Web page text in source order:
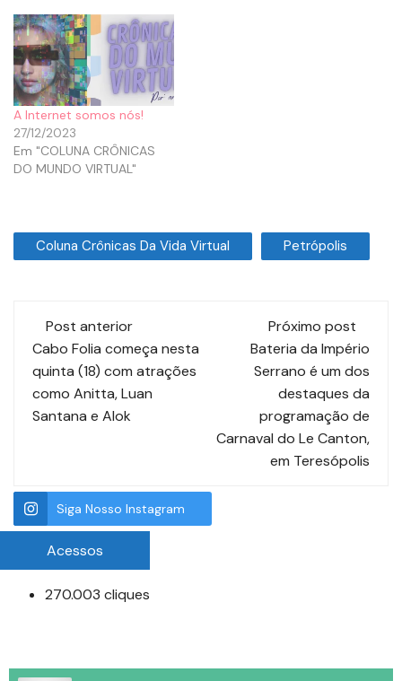
A Internet somos nós!
27/12/2023
Em "COLUNA CRÔNICAS
DO MUNDO VIRTUAL"
Coluna Crônicas Da Vida Virtual Petrópolis
Post anterior
Cabo Folia começa nesta
quinta (18) com atrações
como Anitta, Luan
Santana e Alok
Próximo post
Bateria da Império
Serrano é um dos
destaques da
programação de
Carnaval do Le Canton,
em Teresópolis
Siga Nosso Instagram
Acessos
270.003 cliques